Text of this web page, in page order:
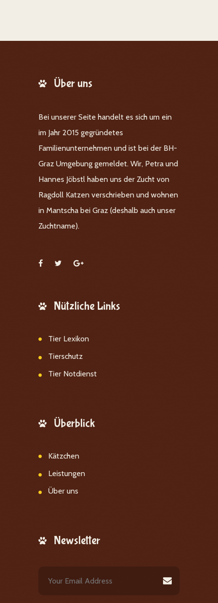
Über uns
Bei unserer Seite handelt es sich um ein
im Jahr 2015 gegründetes
Familienunternehmen und ist bei der BH-
Graz Umgebung gemeldet. Wir, Petra und
Hannes Jöbstl haben uns der Zucht von
Ragdoll Katzen verschrieben und wohnen
in Mantscha bei Graz (deshalb auch unser
Zuchtname).
Nützliche Links
Tier Lexikon
Tierschutz
Tier Notdienst
Überblick
Kätzchen
Leistungen
Über uns
Newsletter